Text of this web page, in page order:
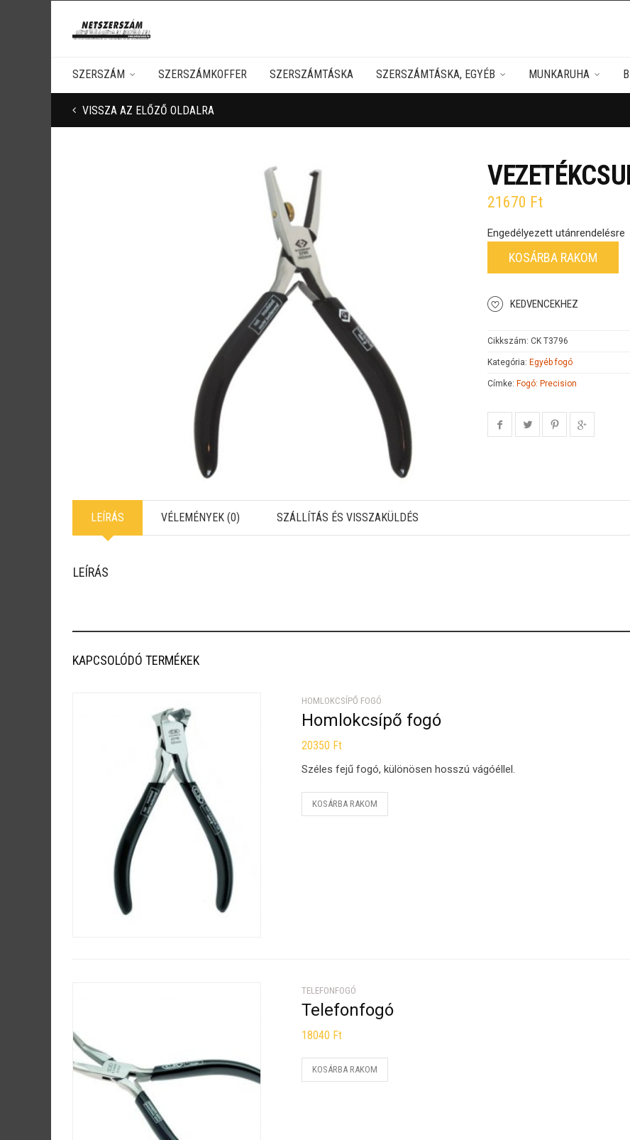
SZERSZÁM SZERSZÁMKOFFER SZERSZÁMTÁSKA SZERSZÁMTÁSKA, EGYÉB MUNKARUHA
VISSZA AZ ELŐZŐ OLDALRA
21670 Ft
Engedélyezett utánrendelésre
KOSÁRBA RAKOM
KEDVENCEKHEZ
Cikkszám: CK T3796
Kategória: Egyéb fogó
Címke: Fogó: Precision
LEÍRÁS VÉLEMÉNYEK (0) SZÁLLÍTÁS ÉS VISSZAKÜLDÉS
LEÍRÁS
KAPCSOLÓDÓ TERMÉKEK
HOMLOKCSÍPŐ FOGÓ
Homlokcsípő fogó
20350 Ft
Széles fejű fogó, különösen hosszú vágóéllel.
KOSÁRBA RAKOM
TELEFONFOGÓ
Telefonfogó
18040 Ft
KOSÁRBA RAKOM